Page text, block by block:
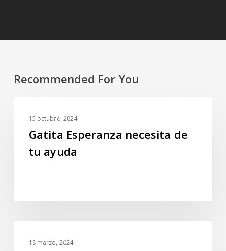
Recommended For You
Esperanza
necesita
15 octubre, 2024
Gatita Esperanza necesita de
tu ayuda
18 marzo, 2024